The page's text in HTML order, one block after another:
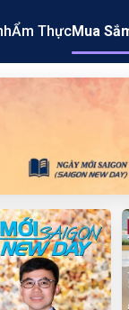
Ẩm ThựcMua